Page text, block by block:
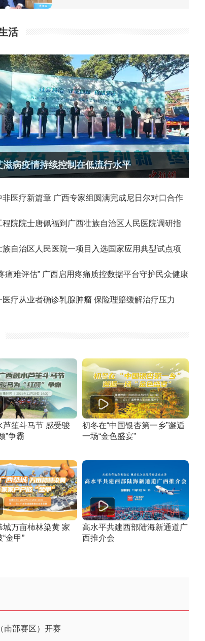
活
滋病疫情持续控制在低流行水平
非医疗新篇章 广西专家组圆满完成尼日尔对口合作
程院院士唐佩福到广西壮族自治区人民医院调研指
族自治区人民医院一项目入选国家应用典型试点项
痛难评估” 广西启用疼痛质控数据平台守护民众健康
医疗从业者确诊乳腺肿瘤 保险理赔缓解治疗压力
芦笙斗马节 感受骏
”争霸
初冬在“中国银杏第一乡”邂逅
一场“金色盛宴”
城万亩柿林染黄 家
金甲”
高水平共建西部陆海新通道广
西推介会
南部赛区）开赛